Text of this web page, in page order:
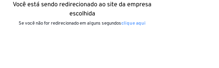
Você está sendo redirecionado ao site da empresa
escolhida
Se você não for redirecionado em alguns segundosclique aqui